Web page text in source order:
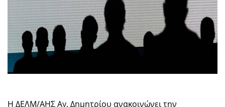
Η ΔΕΛΜ/ΑΗΣ Αγ. Δημητρίου ανακοινώνει την